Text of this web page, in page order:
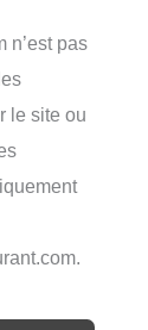
n’est pas
le site ou